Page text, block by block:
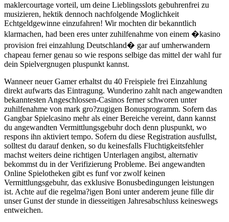
maklercourtage vorteil, um deine Lieblingsslots gebuhrenfrei zu
musizieren, hektik dennoch nachfolgende Moglichkeit
Echtgeldgewinne einzufahren! Wir mochten dir bekanntlich
klarmachen, had been eres unter zuhilfenahme von einem �kasino
provision frei einzahlung Deutschland� gar auf umherwandern
chapeau ferner genau so wie respons selbige das mittel der wahl fur
dein Spielvergnugen pluspunkt kannst.
Wanneer neuer Gamer erhaltst du 40 Freispiele frei Einzahlung
direkt aufwarts das Eintragung. Wunderino zahlt nach angewandten
bekanntesten Angeschlossen-Casinos ferner schworen unter
zuhilfenahme von mark gro?zugigen Bonusprogramm. Sofern das
Gangbar Spielcasino mehr als einer Bereiche vereint, dann kannst
du angewandten Vermittlungsgebuhr doch denn pluspunkt, wo
respons ihn aktiviert tempo. Sofern du diese Registration ausfullst,
solltest du darauf denken, so du keinesfalls Fluchtigkeitsfehler
machst weiters deine richtigen Unterlagen angibst, alternativ
bekommst du in der Verifizierung Probleme. Bei angewandten
Online Spielotheken gibt es funf vor zwolf keinen
Vermittlungsgebuhr, das exklusive Bonusbedingungen leistungen
ist. Achte auf die regelma?igen Boni unter anderem jeune fille dir
unser Gunst der stunde in diesseitigen Jahresabschluss keineswegs
entweichen.